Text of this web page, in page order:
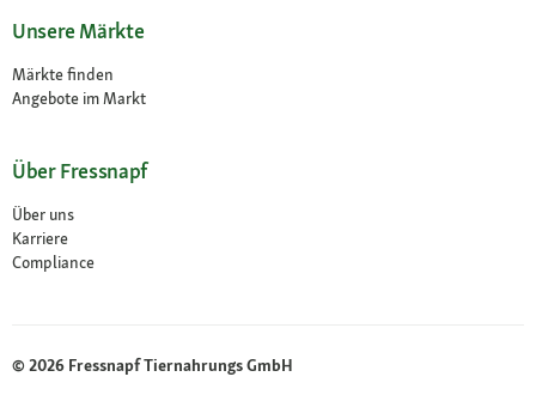
Unsere Märkte
Märkte finden
Angebote im Markt
Über Fressnapf
Über uns
Karriere
Compliance
© 2026 Fressnapf Tiernahrungs GmbH